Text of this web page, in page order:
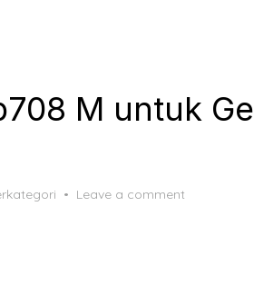
M untuk
Leave a comment